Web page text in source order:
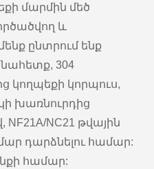
մարմին մեծ
և
ընտրում ենք
304
կողպեքի կորպուս,
խառնուրդից
NC21 թվային
դարձնելու համար:
համար: